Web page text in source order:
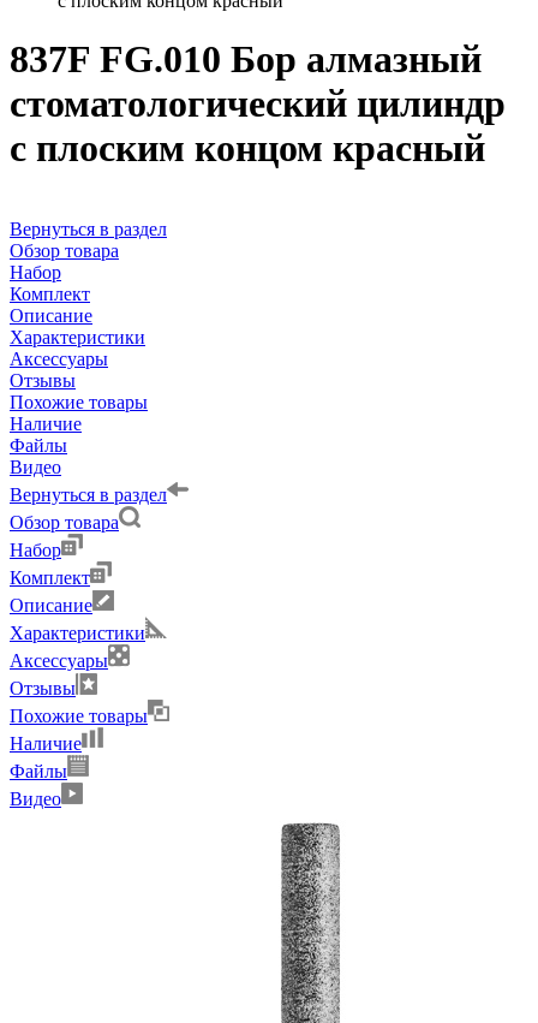
837F FG.010 Бор алмазный
стоматологический цилиндр
с плоским концом красный
Вернуться в раздел
Обзор товара
Набор
Комплект
Описание
Характеристики
Аксессуары
Отзывы
Похожие товары
Наличие
Файлы
Видео
Вернуться в раздел
Обзор товара
Набор
Комплект
Описание
Характеристики
Аксессуары
Отзывы
Похожие товары
Наличие
Файлы
Видео